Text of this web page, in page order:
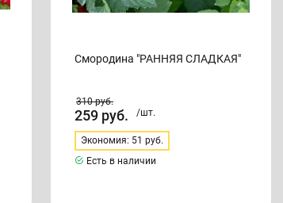
Смородина "РАННЯЯ СЛАДКАЯ"
310руб.
259 руб. /шт.
Экономия: 51 руб.
Есть в наличии